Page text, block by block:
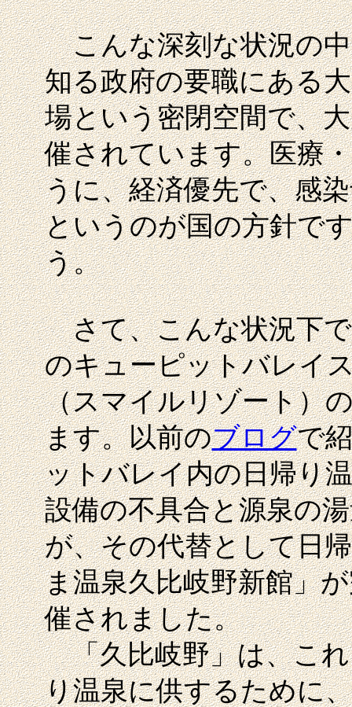
こんな深刻な状況の中
知る政府の要職にある
場という密閉空間で、
催されています。医療
うに、経済優先で、感
というのが国の方針で
う。
さて、こんな状況下で
のキューピットバレイ
（スマイルリゾート）
ます。以前のブログで
ットバレイ内の日帰り
設備の不具合と源泉の
が、その代替として日
ま温泉久比岐野新館」
催されました。
「久比岐野」は、これ
り温泉に供するために